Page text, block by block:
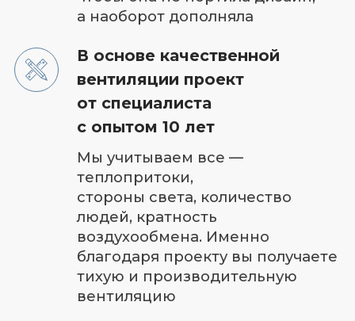
+ 10 укомплектованных бригад
с объекта в режиме реального
времени на ваш смартфон +
регулярные фотоотчеты
Экономия до 70 000 рублей
в год на электроэнергию
Подберем систему вентиляции
и кондиционирования, которая
будет экономить ваш бюджет